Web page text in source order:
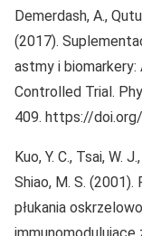
Demerdash, A.,
(2017).
astmy i biomarkery:
Controlled Trial.
409. https://
Kuo, Y. C., Tsai, W.
Shiao, M. S. (2001).
płukania